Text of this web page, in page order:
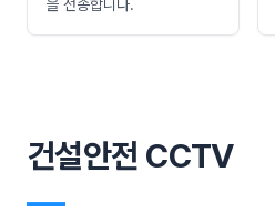
을 전송합니다.
건설안전 CCTV
―